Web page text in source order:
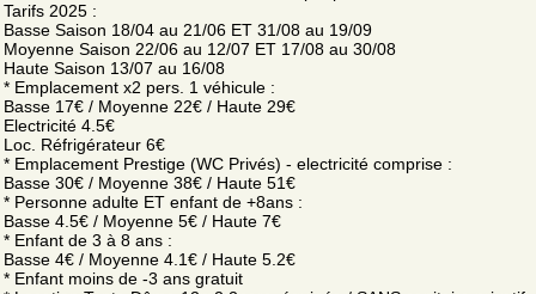
Tarifs 2025 :
Basse Saison 18/04 au 21/06 ET 31/08 au 19/09
Moyenne Saison 22/06 au 12/07 ET 17/08 au 30/08
Haute Saison 13/07 au 16/08
* Emplacement x2 pers. 1 véhicule :
Basse 17€ / Moyenne 22€ / Haute 29€
Electricité 4.5€
Loc. Réfrigérateur 6€
* Emplacement Prestige (WC Privés) - electricité comprise :
Basse 30€ / Moyenne 38€ / Haute 51€
* Personne adulte ET enfant de +8ans :
Basse 4.5€ / Moyenne 5€ / Haute 7€
* Enfant de 3 à 8 ans :
Basse 4€ / Moyenne 4.1€ / Haute 5.2€
* Enfant moins de -3 ans gratuit